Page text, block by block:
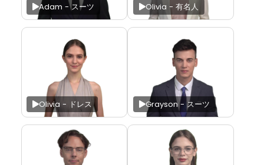
Adam - スーツ Olivia - 有名人
Olivia - ドレス Grayson - スーツ